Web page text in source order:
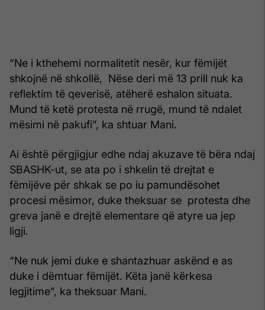
“Ne i kthehemi normalitetit nesër, kur fëmijët
shkojnë në shkollë, Nëse deri më 13 prill nuk ka
reflektim të qeverisë, atëherë eshalon situata.
Mund të ketë protesta në rrugë, mund të ndalet
mësimi në pakufi”, ka shtuar Mani.
Ai është përgjigjur edhe ndaj akuzave të bëra ndaj
SBASHK-ut, se ata po i shkelin të drejtat e
fëmijëve për shkak se po iu pamundësohet
procesi mësimor, duke theksuar se protesta dhe
greva janë e drejtë elementare që atyre ua jep
ligji.
“Ne nuk jemi duke e shantazhuar askënd e as
duke i dëmtuar fëmijët. Këta janë kërkesa
legjitime”, ka theksuar Mani.